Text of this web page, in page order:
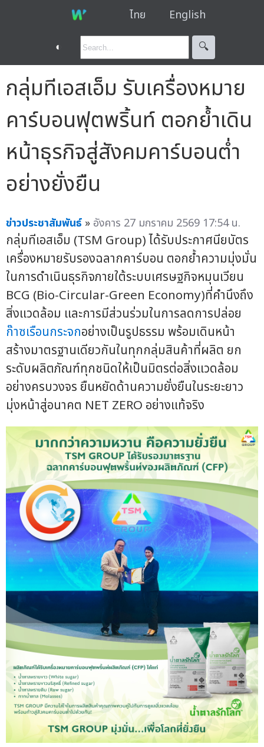
ไทย English
◐ 🔍︎
กลุ่มทีเอสเอ็ม รับเครื่องหมาย
คาร์บอนฟุตพริ้นท์ ตอกย้ำเดิน
หน้าธุรกิจสู่สังคมคาร์บอนต่ำ
อย่างยั่งยืน
ข่าวประชาสัมพันธ์ » อังคาร 27 มกราคม 2569 17:54 น.
กลุ่มทีเอสเอ็ม (TSM Group) ได้รับประกาศนียบัตร
เครื่องหมายรับรองฉลากคาร์บอน ตอกย้ำความมุ่งมั่น
ในการดำเนินธุรกิจภายใต้ระบบเศรษฐกิจหมุนเวียน
BCG (Bio-Circular-Green Economy)ที่คำนึงถึง
สิ่งแวดล้อม และการมีส่วนร่วมในการลดการปล่อย
ก๊าซเรือนกระจกอย่างเป็นรูปธรรม พร้อมเดินหน้า
สร้างมาตรฐานเดียวกันในทุกกลุ่มสินค้าที่ผลิต ยก
ระดับผลิตภัณฑ์ทุกชนิดให้เป็นมิตรต่อสิ่งแวดล้อม
อย่างครบวงจร ยืนหยัดด้านความยั่งยืนในระยะยาว
มุ่งหน้าสู่อนาคต NET ZERO อย่างแท้จริง